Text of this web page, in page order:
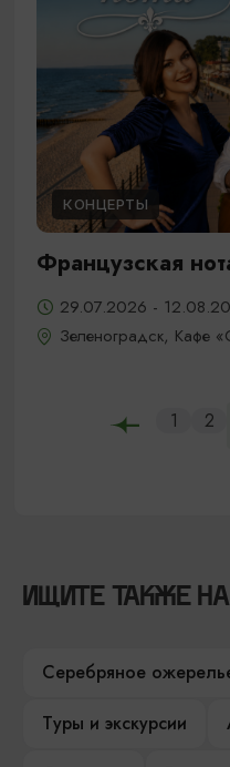
КОНЦЕРТЫ
Французская
29.07.2026 -
Зеленоградск, Кафе
1 2
ИЩИТЕ ТАКЖЕ
Серебряное
Туры и экскурсии